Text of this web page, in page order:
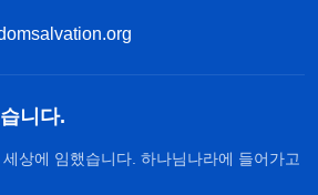
니다.
상에 임했습니다. 하나님나라에 들어가고